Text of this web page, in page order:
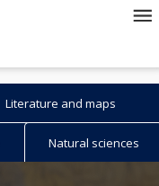
Literature and maps
Natural sciences